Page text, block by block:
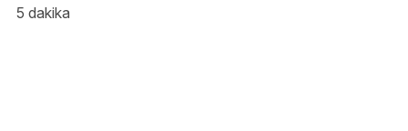
5 dakika